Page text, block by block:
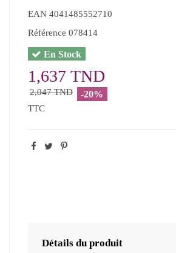
EAN 4041485552710
Référence 078414
En Stock
1,637 TND
2,047 TND -20%
TTC
Détails du produit